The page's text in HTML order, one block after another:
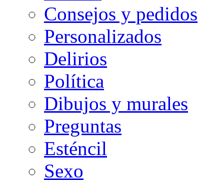
Consejos y pedidos
Personalizados
Delirios
Política
Dibujos y murales
Preguntas
Esténcil
Sexo